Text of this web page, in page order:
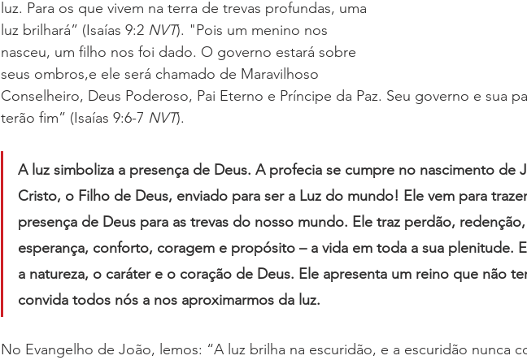
luz. Para os que vivem na terra de trevas profundas, uma
luz brilhará” (Isaías 9:2 NVT). "Pois um menino nos
nasceu, um filho nos foi dado. O governo estará sobre
seus ombros,e ele será chamado de Maravilhoso
Conselheiro, Deus Poderoso, Pai Eterno e Príncipe da Paz. Seu governo e sua
terão fim” (Isaías 9:6-7 NVT).
A luz simboliza a presença de Deus. A profecia se cumpre no nascimento de
Cristo, o Filho de Deus, enviado para ser a Luz do mundo! Ele vem para
presença de Deus para as trevas do nosso mundo. Ele traz perdão,
esperança, conforto, coragem e propósito – a vida em toda a sua plenitude.
a natureza, o caráter e o coração de Deus. Ele apresenta um reino que não
convida todos nós a nos aproximarmos da luz.
No Evangelho de João, lemos: “A luz brilha na escuridão, e a escuridão nunca